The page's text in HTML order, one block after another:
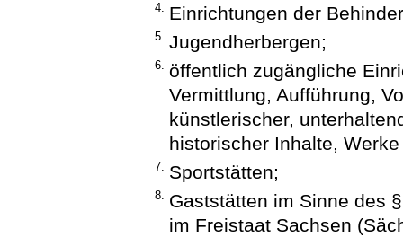
4. Einrichtungen der
5. Jugendherbergen;
6. öffentlich zugängliche
Vermittlung, Aufführung,
künstlerischer,
historischer Inhalte,
7. Sportstätten;
8. Gaststätten im Sinne des
im Freistaat Sachsen